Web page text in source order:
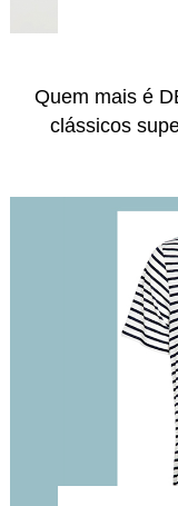
Quem mais é
clássicos